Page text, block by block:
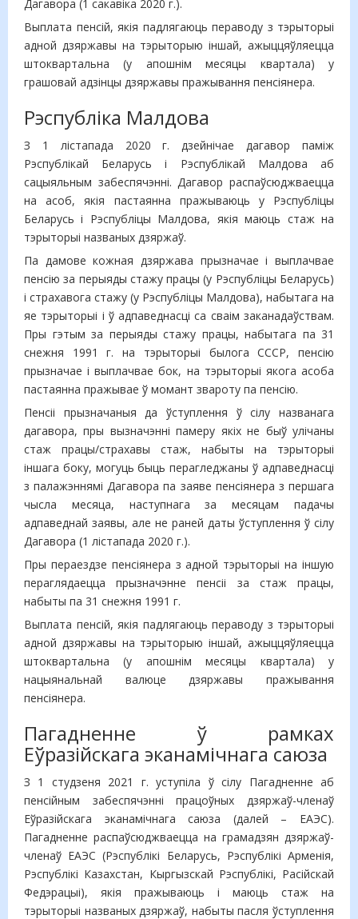
Дагавора (1 сакавіка 2020 г.).
Выплата пенсій, якія падлягаюць пераводу з тэрыторыі
адной дзяржавы на тэрыторыю іншай, ажыццяўляецца
штоквартальна (у апошнім месяцы квартала) у
грашовай адзінцы дзяржавы пражывання пенсіянера.
Рэспубліка Малдова
З 1 лістапада 2020 г. дзейнічае дагавор паміж
Рэспублікай Беларусь і Рэспублікай Малдова аб
сацыяльным забеспячэнні. Дагавор распаўсюджваецца
на асоб, якія пастаянна пражываюць у Рэспубліцы
Беларусь і Рэспубліцы Малдова, якія маюць стаж на
тэрыторыі названых дзяржаў.
Па дамове кожная дзяржава прызначае і выплачвае
пенсію за перыяды стажу працы (у Рэспубліцы Беларусь)
і страхавога стажу (у Рэспубліцы Малдова), набытага на
яе тэрыторыі і ў адпаведнасці са сваім заканадаўствам.
Пры гэтым за перыяды стажу працы, набытага па 31
снежня 1991 г. на тэрыторыі былога СССР, пенсію
прызначае і выплачвае бок, на тэрыторыі якога асоба
пастаянна пражывае ў момант звароту па пенсію.
Пенсіі прызначаныя да ўступлення ў сілу названага
дагавора, пры вызначэнні памеру якіх не быў улічаны
стаж працы/страхавы стаж, набыты на тэрыторыі
іншага боку, могуць быць перагледжаны ў адпаведнасці
з палажэннямі Дагавора па заяве пенсіянера з першага
чысла месяца, наступнага за месяцам падачы
адпаведнай заявы, але не раней даты ўступлення ў сілу
Дагавора (1 лістапада 2020 г.).
Пры пераездзе пенсіянера з адной тэрыторыі на іншую
пераглядаецца прызначэнне пенсіі за стаж працы,
набыты па 31 снежня 1991 г.
Выплата пенсій, якія падлягаюць пераводу з тэрыторыі
адной дзяржавы на тэрыторыю іншай, ажыццяўляецца
штоквартальна (у апошнім месяцы квартала) у
нацыянальнай валюце дзяржавы пражывання
пенсіянера.
Пагадненне ў рамках
Еўразійскага эканамічнага саюза
З 1 студзеня 2021 г. уступіла ў сілу Пагадненне аб
пенсійным забеспячэнні працоўных дзяржаў-членаў
Еўразійскага эканамічнага саюза (далей – ЕАЭС).
Пагадненне распаўсюджваецца на грамадзян дзяржаў-
членаў ЕАЭС (Рэспублікі Беларусь, Рэспублікі Арменія,
Рэспублікі Казахстан, Кыргызскай Рэспублікі, Расійскай
Федэрацыі), якія пражываюць і маюць стаж на
тэрыторыі названых дзяржаў, набыты пасля ўступлення